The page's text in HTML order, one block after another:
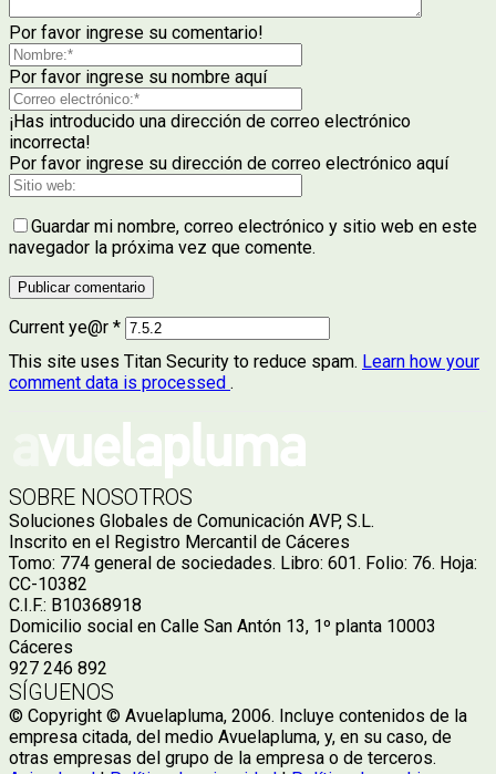
Por favor ingrese su comentario!
Por favor ingrese su nombre aquí
¡Has introducido una dirección de correo electrónico
incorrecta!
Por favor ingrese su dirección de correo electrónico aquí
Guardar mi nombre, correo electrónico y sitio web en este
navegador la próxima vez que comente.
Current ye@r *
This site uses Titan Security to reduce spam. Learn how your
comment data is processed .
SOBRE NOSOTROS
Soluciones Globales de Comunicación AVP, S.L.
Inscrito en el Registro Mercantil de Cáceres
Tomo: 774 general de sociedades. Libro: 601. Folio: 76. Hoja:
CC-10382
C.I.F.: B10368918
Domicilio social en Calle San Antón 13, 1º planta 10003
Cáceres
927 246 892
SÍGUENOS
© Copyright © Avuelapluma, 2006. Incluye contenidos de la
empresa citada, del medio Avuelapluma, y, en su caso, de
otras empresas del grupo de la empresa o de terceros.